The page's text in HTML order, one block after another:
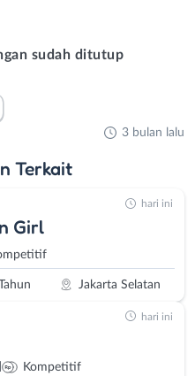
sudah ditutup
3 bulan lalu
Terkait
Girl
Jakarta Selatan
hari ini
Kompetitif
hari ini